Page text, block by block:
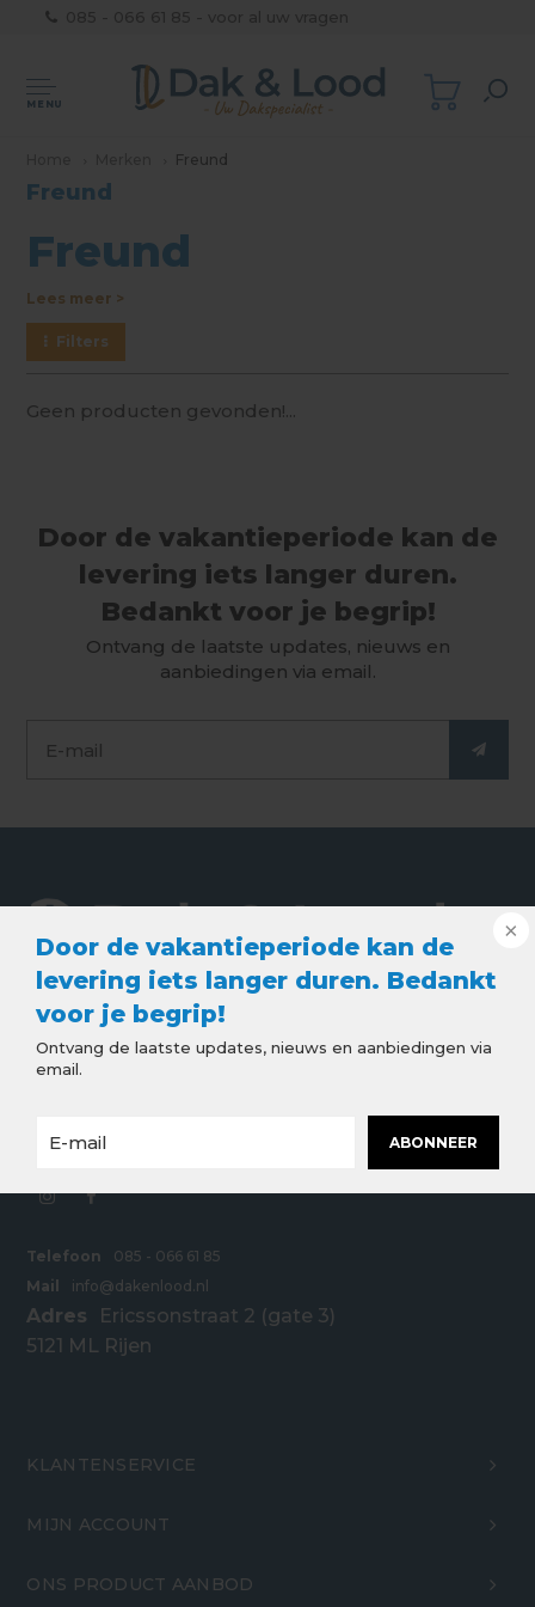
Door de vakantieperiode kan de
levering iets langer duren. Bedankt
voor je begrip!
Ontvang de laatste updates, nieuws en aanbiedingen via
email.
ABONNEER
MENU
Freund
Freund
Freund
Lees meer >
Filters
Geen producten gevonden!...
Door de vakantieperiode kan de
levering iets langer duren.
Bedankt voor je begrip!
Ontvang de laatste updates, nieuws en
aanbiedingen via email.
De webshop voor de beste kwaliteit dak en lood
producten. Goede service, snelle levering en
Telefoon
085 - 066 61 85
Mail
info@dakenlood.nl
Adres
Ericssonstraat 2 (gate 3)
5121 ML Rijen
KLANTENSERVICE
MIJN ACCOUNT
ONS PRODUCT AANBOD